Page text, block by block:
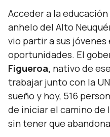
Acceder a la
anhelo del Alto
vio partir a sus
oportunidades. El
Figueroa, nativo de
trabajar junto con la
sueño y hoy, 516
de iniciar el camino
sin tener que